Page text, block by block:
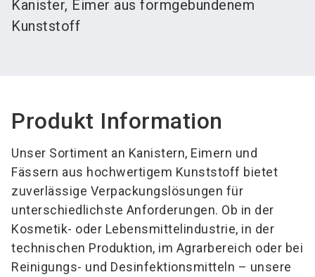
Kanister, Eimer aus formgebundenem
Kunststoff
Produkt Information
Unser Sortiment an Kanistern, Eimern und
Fässern aus hochwertigem Kunststoff bietet
zuverlässige Verpackungslösungen für
unterschiedlichste Anforderungen. Ob in der
Kosmetik- oder Lebensmittelindustrie, in der
technischen Produktion, im Agrarbereich oder bei
Reinigungs- und Desinfektionsmitteln – unsere